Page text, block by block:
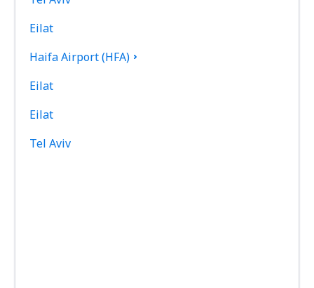
Eilat
Haifa Airport (HFA)
Eilat
Eilat
Tel Aviv